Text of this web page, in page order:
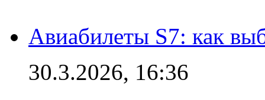
Авиабилеты S7: как
30.3.2026, 16:36